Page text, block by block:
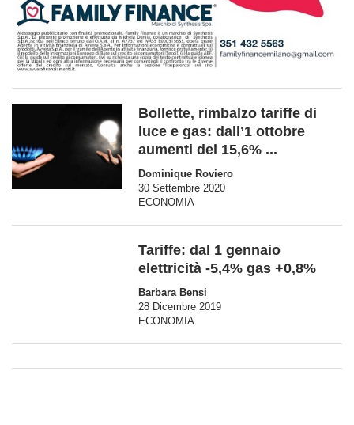
Bollette, rimbalzo tariffe di
luce e gas: dall’1 ottobre
aumenti del 15,6% ...
Dominique Roviero
30 Settembre 2020
ECONOMIA
Tariffe: dal 1 gennaio
elettricità -5,4% gas +0,8%
Barbara Bensi
28 Dicembre 2019
ECONOMIA